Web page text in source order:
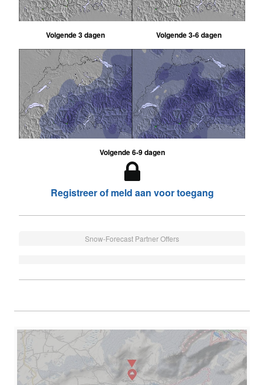
Volgende 3 dagen Volgende 3-6 dagen
Volgende 6-9 dagen
Registreer of meld aan voor toegang
Snow-Forecast Partner Offers